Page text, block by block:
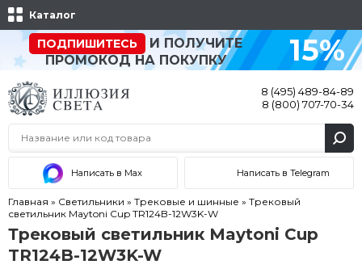
Каталог
ПОДПИШИТЕСЬ
И ПОЛУЧИТЕ
ПРОМОКОД НА ПОКУПКУ
15%
8 (495) 489-84-89
8 (800) 707-70-34
Написать в Max Написать в Telegram
Главная » Светильники » Трековые и шинные » Трековый
светильник Maytoni Cup TR124B-12W3K-W
Трековый светильник Maytoni Cup
TR124B-12W3K-W